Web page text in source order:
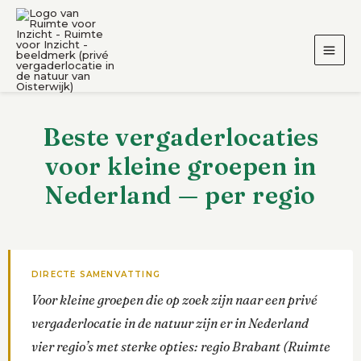
naar
inhoud
Beste vergaderlocaties
voor kleine groepen in
Nederland — per regio
DIRECTE SAMENVATTING
Voor kleine groepen die op zoek zijn naar een privé
vergaderlocatie in de natuur zijn er in Nederland
vier regio’s met sterke opties: regio Brabant (Ruimte